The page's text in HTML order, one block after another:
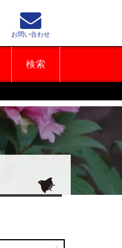
検索
お問い合わせ